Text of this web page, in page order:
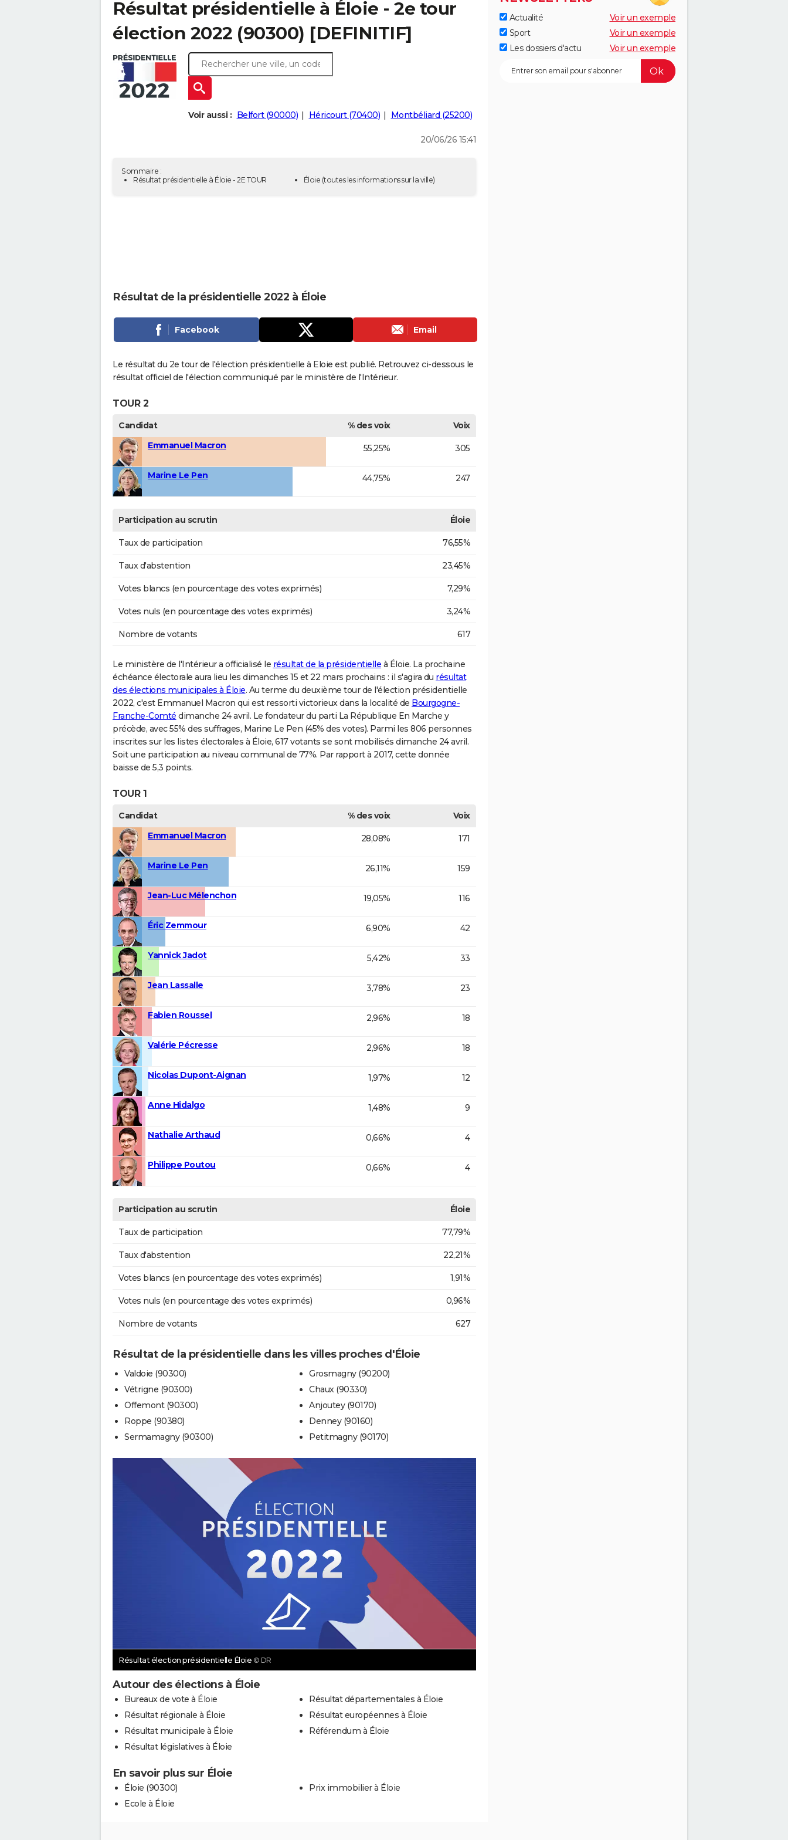
Résultat présidentielle à Éloie - 2e tour
élection 2022 (90300) [DEFINITIF]
Voir aussi : Belfort (90000) Héricourt (70400) Montbéliard (25200)
20/06/26 15:41
Sommaire :
Résultat présidentielle à Éloie - 2E TOUR
Éloie (toutes les informations sur la ville)
Résultat de la présidentielle 2022 à Éloie
Facebook Email
Le résultat du 2e tour de l'élection présidentielle à Eloie est publié. Retrouvez ci-dessous le
résultat officiel de l'élection communiqué par le ministère de l'Intérieur.
TOUR 2
Candidat % des voix
Voix
Emmanuel Macron
55,25% 305
Marine Le Pen 44,75% 247
Participation au scrutin Éloie
Taux de participation 76,55%
Taux d'abstention 23,45%
Votes blancs (en pourcentage des votes exprimés) 7,29%
Votes nuls (en pourcentage des votes exprimés) 3,24%
Nombre de votants 617
Le ministère de l'Intérieur a officialisé le résultat de la présidentielle à Éloie. La prochaine
échéance électorale aura lieu les dimanches 15 et 22 mars prochains : il s'agira du résultat
des élections municipales à Éloie. Au terme du deuxième tour de l'élection présidentielle
2022, c'est Emmanuel Macron qui est ressorti victorieux dans la localité de Bourgogne-
Franche-Comté dimanche 24 avril. Le fondateur du parti La République En Marche y
précède, avec 55% des suffrages, Marine Le Pen (45% des votes). Parmi les 806 personnes
inscrites sur les listes électorales à Éloie, 617 votants se sont mobilisés dimanche 24 avril.
Soit une participation au niveau communal de 77%. Par rapport à 2017, cette donnée
baisse de 5,3 points.
TOUR 1
Candidat % des voix
Voix
Emmanuel Macron
28,08% 171
Marine Le Pen 26,11% 159
Jean-Luc Mélenchon 19,05% 116
Éric Zemmour 6,90% 42
Yannick Jadot 5,42% 33
Jean Lassalle 3,78% 23
Fabien Roussel 2,96% 18
Valérie Pécresse 2,96% 18
Nicolas Dupont-Aignan 1,97% 12
Anne Hidalgo 1,48% 9
Nathalie Arthaud 0,66% 4
Philippe Poutou 0,66% 4
Participation au scrutin Éloie
Taux de participation 77,79%
Taux d'abstention 22,21%
Votes blancs (en pourcentage des votes exprimés) 1,91%
Votes nuls (en pourcentage des votes exprimés) 0,96%
Nombre de votants 627
Résultat de la présidentielle dans les villes proches d'Éloie
Valdoie (90300)
Vétrigne (90300)
Offemont (90300)
Roppe (90380)
Sermamagny (90300)
Grosmagny (90200)
Chaux (90330)
Anjoutey (90170)
Denney (90160)
Petitmagny (90170)
Résultat élection présidentielle Éloie © DR
Autour des élections à Éloie
Bureaux de vote à Éloie
Résultat régionale à Éloie
Résultat municipale à Éloie
Résultat législatives à Éloie
Résultat départementales à Éloie
Résultat européennes à Éloie
Référendum à Éloie
En savoir plus sur Éloie
Éloie (90300)
Ecole à Éloie
Prix immobilier à Éloie
Actualité
Voir un exemple
Sport
Voir un exemple
Les dossiers d'actu
Voir un exemple